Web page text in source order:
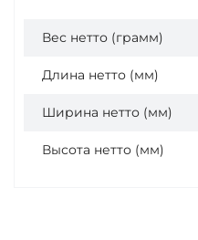
Вес нетто (грамм)
Длина нетто (мм)
Ширина нетто (мм)
Высота нетто (мм)